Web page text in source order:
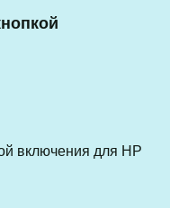
включения для HP